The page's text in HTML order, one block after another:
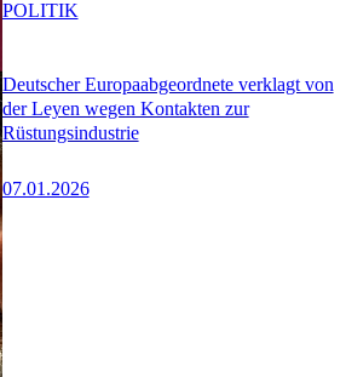
Deutscher Europaabgeordnete verklagt von
der Leyen wegen Kontakten zur
Rüstungsindustrie
07.01.2026
POLITIK